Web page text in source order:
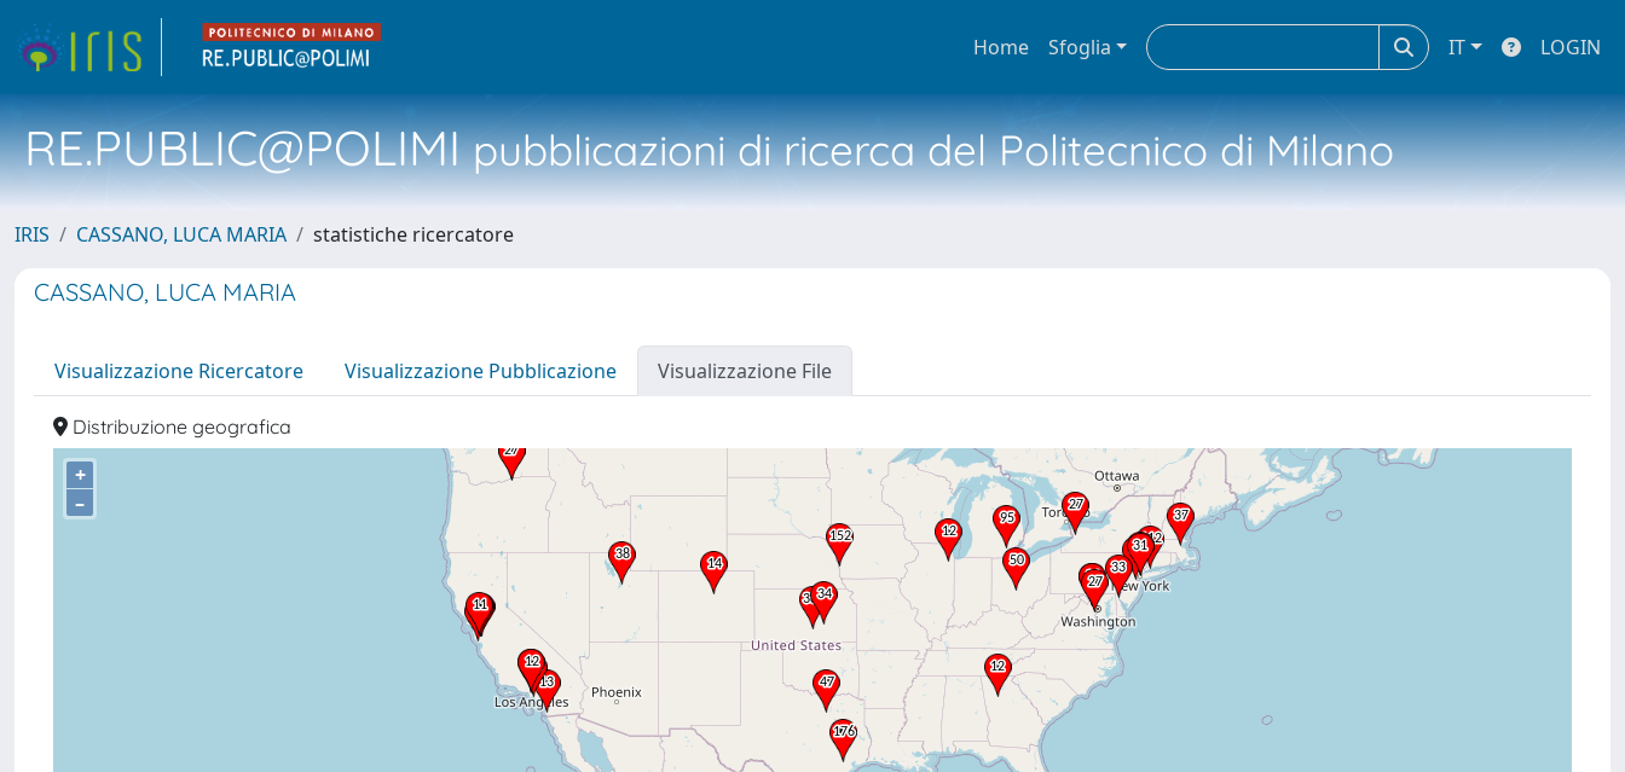
Home Sfoglia IT LOGIN
RE.PUBLIC@POLIMIpubblicazioni di ricerca del Politecnico di Milano
IRIS CASSANO, LUCA MARIA statistiche ricercatore
CASSANO, LUCA MARIA
Visualizzazione Ricercatore Visualizzazione Pubblicazione Visualizzazione File
Distribuzione geografica
+
–